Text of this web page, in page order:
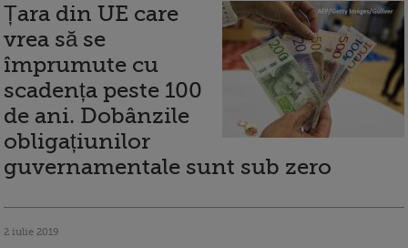
Țara din UE care
vrea să se
împrumute cu
scadența peste 100
de ani. Dobânzile
obligațiunilor
guvernamentale sunt sub zero
2 iulie 2019